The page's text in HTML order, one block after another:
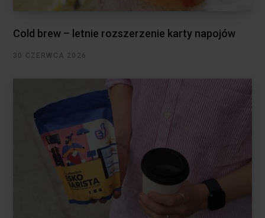
Cold brew – letnie rozszerzenie karty napojów
30 CZERWCA 2026